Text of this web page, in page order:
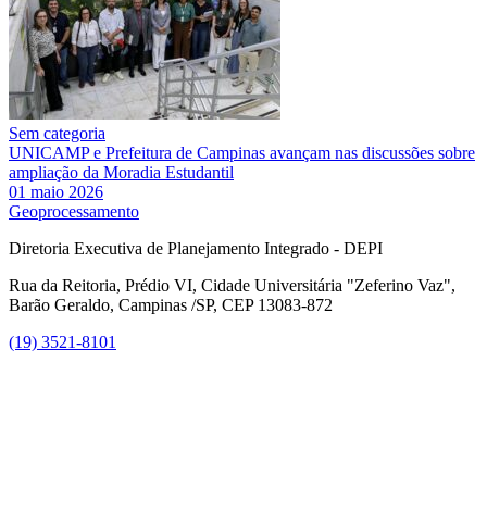
Sem categoria
UNICAMP e Prefeitura de Campinas avançam nas discussões sobre
ampliação da Moradia Estudantil
01 maio 2026
Geoprocessamento
Diretoria Executiva de Planejamento Integrado - DEPI
Rua da Reitoria, Prédio VI, Cidade Universitária "Zeferino Vaz",
Barão Geraldo, Campinas /SP, CEP 13083-872
(19) 3521-8101